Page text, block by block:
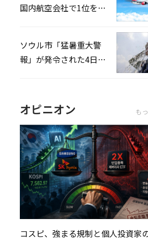
国内航空会社で1位を記
ソウル市「猛暑重大警
報」が発令された4日、
オピニオン も
コスピ、強まる規制と個人投資家